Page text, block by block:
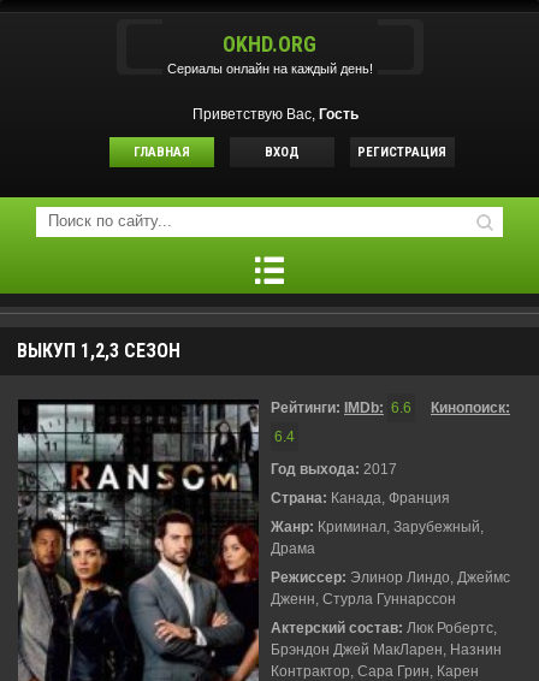
OKHD.ORG
Сериалы онлайн на каждый день!
Приветствую Вас, Гость
ГЛАВНАЯ ВХОД РЕГИСТРАЦИЯ
ВЫКУП 1,2,3 СЕЗОН
Рейтинги: IMDb: 6.6
Кинопоиск:
6.4
Год выхода: 2017
Страна: Канада, Франция
Жанр: Криминал, Зарубежный,
Драма
Режиссер: Элинор Линдо, Джеймс
Дженн, Стурла Гуннарссон
Актерский состав: Люк Робертс,
Брэндон Джей МакЛарен, Назнин
Контрактор, Сара Грин, Карен